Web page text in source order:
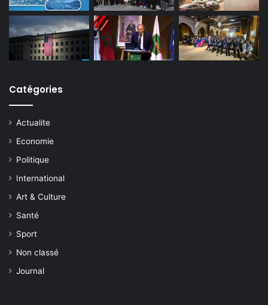
Catégories
Actualite
Economie
Politique
International
Art & Culture
Santé
Sport
Non classé
Journal